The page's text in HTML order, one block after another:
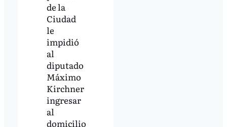
de la
Ciudad
le
impidió
al
diputado
Máximo
Kirchner
ingresar
al
domicilio